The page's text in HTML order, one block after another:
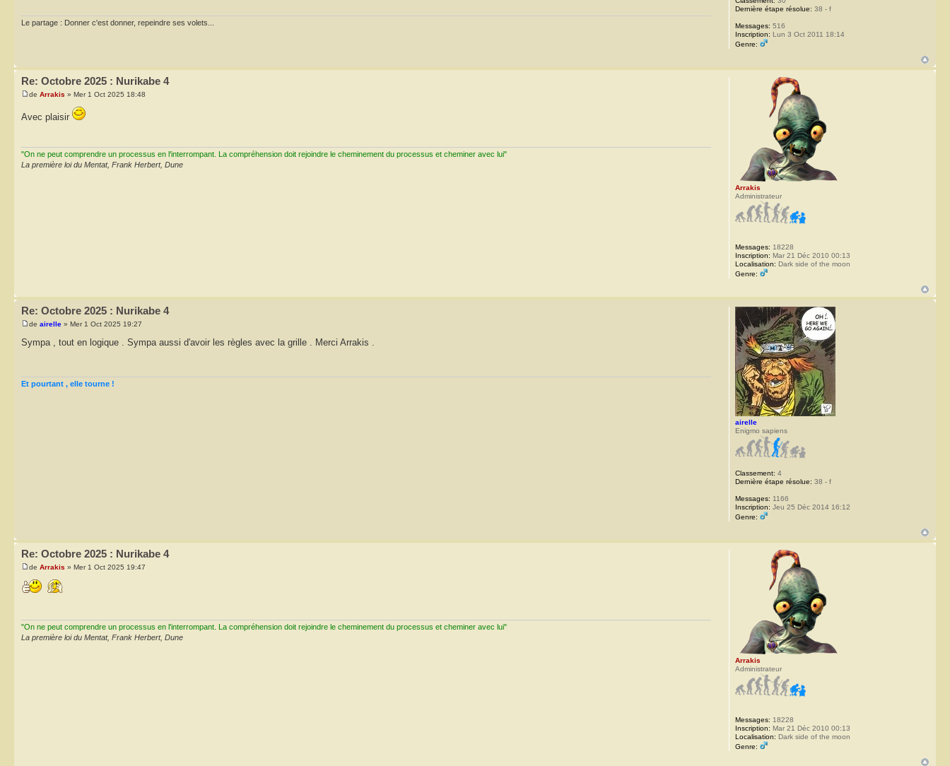
Le partage : Donner c'est donner, repeindre ses volets...
Dernière étape résolue: 38 - f
Messages: 516
Inscription: Lun 3 Oct 2011 18:14
Genre:
Re: Octobre 2025 : Nurikabe 4
de Arrakis » Mer 1 Oct 2025 18:48
Avec plaisir
"On ne peut comprendre un processus en l'interrompant. La compréhension doit rejoindre le cheminement du processus et cheminer avec lui"
La première loi du Mentat, Frank Herbert, Dune
Arrakis
Administrateur
Messages: 18228
Inscription: Mar 21 Déc 2010 00:13
Localisation: Dark side of the moon
Genre:
Re: Octobre 2025 : Nurikabe 4
de airelle » Mer 1 Oct 2025 19:27
Sympa , tout en logique . Sympa aussi d'avoir les règles avec la grille . Merci Arrakis .
Et pourtant , elle tourne !
airelle
Enigmo sapiens
Classement: 4
Dernière étape résolue: 38 - f
Messages: 1166
Inscription: Jeu 25 Déc 2014 16:12
Genre:
Re: Octobre 2025 : Nurikabe 4
de Arrakis » Mer 1 Oct 2025 19:47
"On ne peut comprendre un processus en l'interrompant. La compréhension doit rejoindre le cheminement du processus et cheminer avec lui"
La première loi du Mentat, Frank Herbert, Dune
Arrakis
Administrateur
Messages: 18228
Inscription: Mar 21 Déc 2010 00:13
Localisation: Dark side of the moon
Genre: